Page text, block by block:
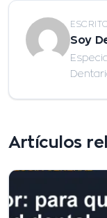
Soy
Artículos